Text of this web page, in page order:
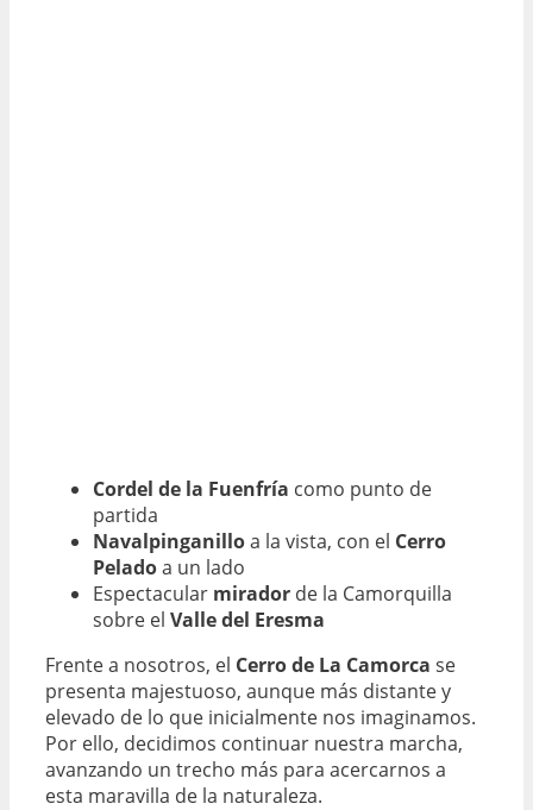
Cordel de la Fuenfría como punto de
partida
Navalpinganilloa la vista, con el Cerro
Peladoa un lado
Espectacular mirador de la Camorquilla
sobre el Valle del Eresma
Frente a nosotros, el Cerro de La Camorca se
presenta majestuoso, aunque más distante y
elevado de lo que inicialmente nos imaginamos.
Por ello, decidimos continuar nuestra marcha,
avanzando un trecho más para acercarnos a
esta maravilla de la naturaleza.